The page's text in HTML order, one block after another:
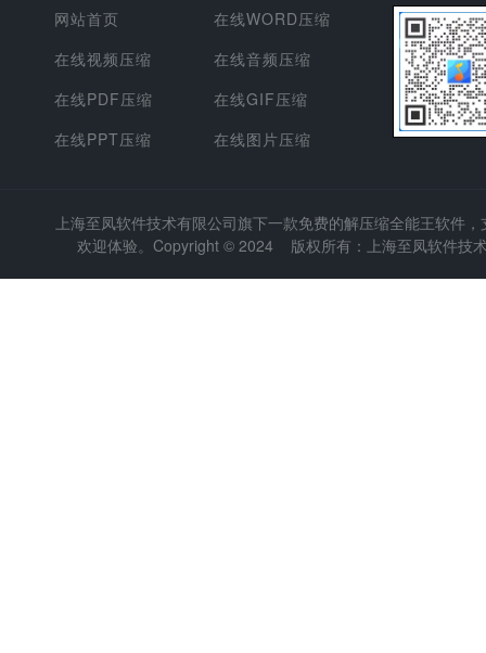
网站首页
在线视频压缩
在线PDF压缩
在线PPT压缩
在线WORD压缩
在线音频压缩
在线GIF压缩
在线图片压缩
上海至凤软件技术有限公司旗下一款免费的解压缩全能王软件
欢迎体验。Copyright © 2024 版权所有：上海至凤软件技